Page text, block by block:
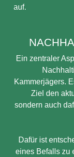
auf.
Ein zentraler
Kammerjägers.
Ziel den
sondern auch
Dafür ist
eines Befalls zu